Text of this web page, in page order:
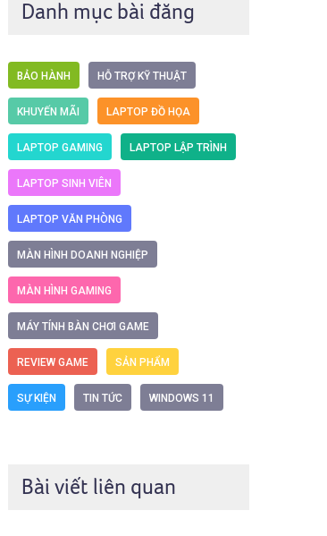
Danh mục bài đăng
BẢO HÀNH HỖ TRỢ KỸ THUẬT
KHUYẾN MÃI LAPTOP ĐỒ HỌA
LAPTOP GAMING LAPTOP LẬP TRÌNH
LAPTOP SINH VIÊN
LAPTOP VĂN PHÒNG
MÀN HÌNH DOANH NGHIỆP
MÀN HÌNH GAMING
MÁY TÍNH BÀN CHƠI GAME
REVIEW GAME SẢN PHẨM
SỰ KIỆN TIN TỨC WINDOWS 11
Bài viết liên quan